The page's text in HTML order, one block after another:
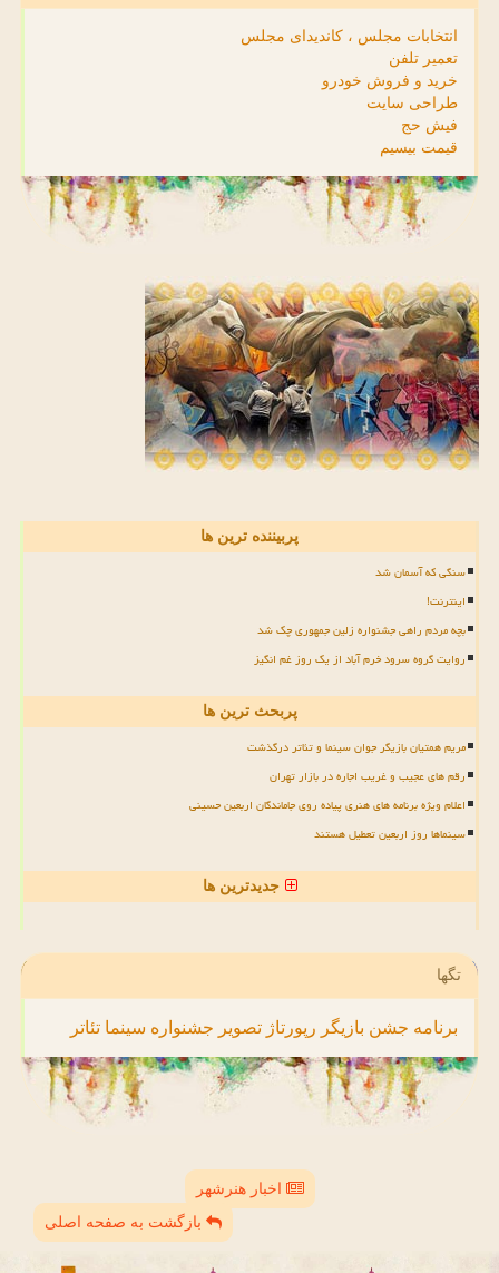
انتخابات مجلس ، کاندیدای مجلس
تعمیر تلفن
خرید و فروش خودرو
طراحی سایت
فیش حج
قیمت بیسیم
پربیننده ترین ها
سنگی که آسمان شد
اینترنت!
بچه مردم راهی جشنواره زلین جمهوری چک شد
روایت گروه سرود خرم آباد از یک روز غم انگیز
پربحث ترین ها
مریم همتیان بازیگر جوان سینما و تئاتر درگذشت
رقم های عجیب و غریب اجاره در بازار تهران
اعلام ویژه برنامه های هنری پیاده روی جاماندگان اربعین حسینی
سینماها روز اربعین تعطیل هستند
جدیدترین ها
تگها
برنامه جشن بازیگر رپورتاژ تصویر جشنواره سینما تئاتر
اخبار هنرشهر
بازگشت به صفحه اصلی